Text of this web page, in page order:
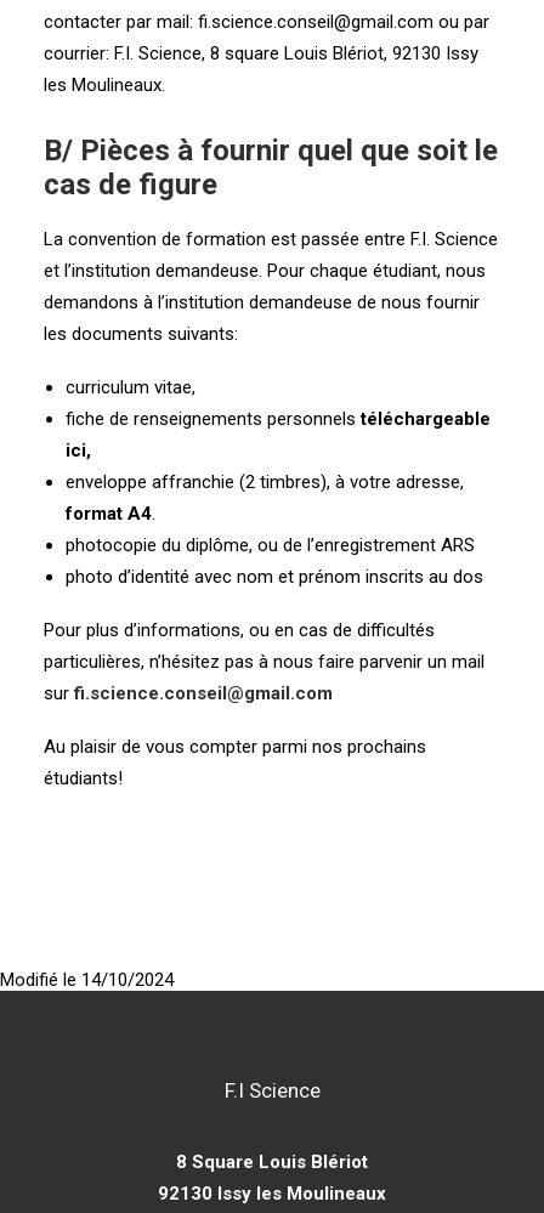
contacter par mail: fi.science.conseil@gmail.com ou par
courrier: F.I. Science, 8 square Louis Blériot, 92130 Issy
les Moulineaux.
B/ Pièces à fournir quel que soit le
cas de figure
La convention de formation est passée entre F.I. Science
et l’institution demandeuse. Pour chaque étudiant, nous
demandons à l’institution demandeuse de nous fournir
les documents suivants:
curriculum vitae,
fiche de renseignements personnelstéléchargeable
ici,
enveloppe affranchie (2 timbres), à votre adresse,
format A4.
photocopie du diplôme, ou de l’enregistrement ARS
photo d’identité avec nom et prénom inscrits au dos
Pour plus d’informations, ou en cas de difficultés
particulières, n’hésitez pas à nous faire parvenir un mail
surfi.science.conseil@gmail.com
Au plaisir de vous compter parmi nos prochains
étudiants!
Modifié le 14/10/2024
F.I Science
8 Square Louis Blériot
92130 Issy les Moulineaux